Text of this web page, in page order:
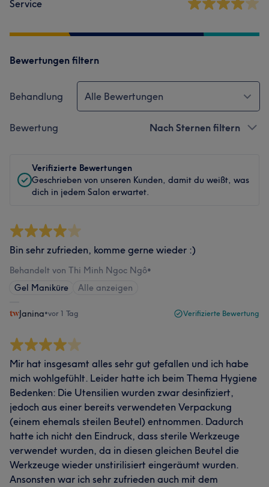
Service
Bewertungen filtern
Behandlung Alle Bewertungen
Bewertung Nach Sternen filtern
Verifizierte Bewertungen
Geschrieben von unseren Kunden, damit du weißt, was
dich in jedem Salon erwartet.
Bin sehr zufrieden, komme gerne wieder :)
Behandelt von Thi Minh Ngoc Ngô•
Gel Maniküre
Alle anzeigen
Janina•vor 1 Tag Verifizierte Bewertung
Mir hat insgesamt alles sehr gut gefallen und ich habe
mich wohlgefühlt. Leider hatte ich beim Thema Hygiene
Bedenken: Die Utensilien wurden zwar desinfiziert,
jedoch aus einer bereits verwendeten Verpackung
(einem ehemals steilen Beutel) entnommen. Dadurch
hatte ich nicht den Eindruck, dass sterile Werkzeuge
verwendet wurden, da in diesen gleichen Beutel die
Werkzeuge wieder unstirilisiert eingeräumt wurden.
Ansonsten war ich sehr zufrieden auch mit dem